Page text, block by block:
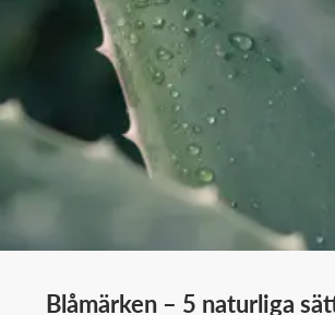
Blåmärken – 5 naturliga